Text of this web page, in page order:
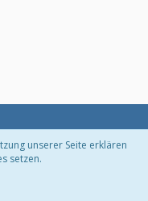
unserer Seite erklären
setzen.